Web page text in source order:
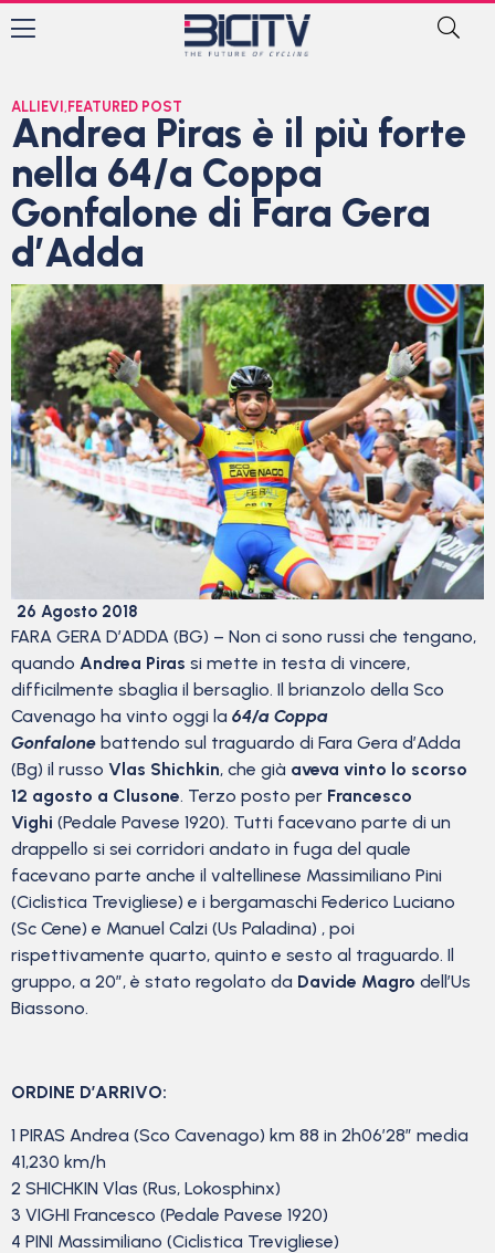
ALLIEVI , FEATURED POST
Andrea Piras è il più forte
nella 64/a Coppa
Gonfalone di Fara Gera
d’Adda
26 Agosto 2018
FARA GERA D’ADDA (BG) – Non ci sono russi che tengano,
quando Andrea Piras si mette in testa di vincere,
difficilmente sbaglia il bersaglio. Il brianzolo della Sco
Cavenago ha vinto oggi la 64/a Coppa
Gonfalone battendo sul traguardo di Fara Gera d’Adda
(Bg) il russo Vlas Shichkin, che già aveva vinto lo scorso
12 agosto a Clusone. Terzo posto per Francesco
Vighi (Pedale Pavese 1920). Tutti facevano parte di un
drappello si sei corridori andato in fuga del quale
facevano parte anche il valtellinese Massimiliano Pini
(Ciclistica Trevigliese) e i bergamaschi Federico Luciano
(Sc Cene) e Manuel Calzi (Us Paladina) , poi
rispettivamente quarto, quinto e sesto al traguardo. Il
gruppo, a 20″, è stato regolato da Davide Magro dell’Us
Biassono.
ORDINE D’ARRIVO:
1 PIRAS Andrea (Sco Cavenago) km 88 in 2h06’28” media
41,230 km/h
2 SHICHKIN Vlas (Rus, Lokosphinx)
3 VIGHI Francesco (Pedale Pavese 1920)
4 PINI Massimiliano (Ciclistica Trevigliese)